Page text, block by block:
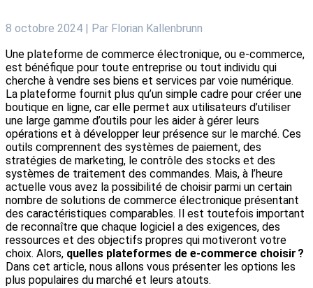
8 octobre 2024 | Par Florian Kallenbrunn
Une plateforme de commerce électronique, ou e-commerce,
est bénéfique pour toute entreprise ou tout individu qui
cherche à vendre ses biens et services par voie numérique.
La plateforme fournit plus qu’un simple cadre pour créer une
boutique en ligne, car elle permet aux utilisateurs d’utiliser
une large gamme d’outils pour les aider à gérer leurs
opérations et à développer leur présence sur le marché. Ces
outils comprennent des systèmes de paiement, des
stratégies de marketing, le contrôle des stocks et des
systèmes de traitement des commandes. Mais, à l’heure
actuelle vous avez la possibilité de choisir parmi un certain
nombre de solutions de commerce électronique présentant
des caractéristiques comparables. Il est toutefois important
de reconnaître que chaque logiciel a des exigences, des
ressources et des objectifs propres qui motiveront votre
choix. Alors, quelles plateformes de e-commerce choisir ?
Dans cet article, nous allons vous présenter les options les
plus populaires du marché et leurs atouts.